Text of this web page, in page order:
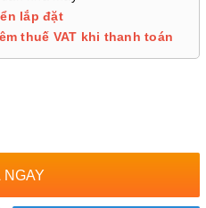
lắp đặt
thuế VAT khi thanh toán
NGAY